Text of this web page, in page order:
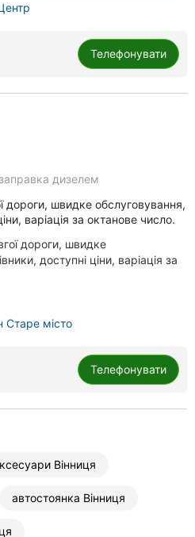
Телефонувати
дизелем
дороги, швидке обслуговування,
варіація за октанове число.
дороги, швидке
доступні ціни, варіація за
Старе місто
Телефонувати
Вінниця
автостоянка Вінниця